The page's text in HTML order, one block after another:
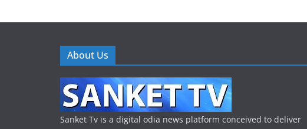
About Us
Sanket Tv is a digital odia news platform conceived to deliver